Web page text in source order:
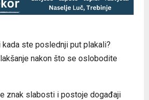
ste poslednji put plakali?
nakon što se oslobodite
znak slabosti i postoje događaji